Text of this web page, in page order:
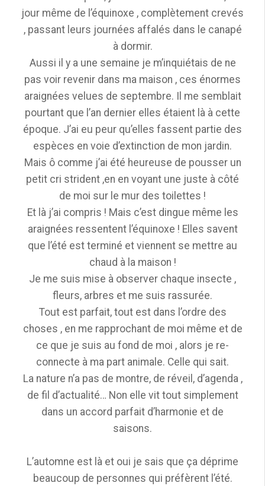
jour même de l’équinoxe , complètement crevés
, passant leurs journées affalés dans le canapé
à dormir.
Aussi il y a une semaine je m’inquiétais de ne
pas voir revenir dans ma maison , ces énormes
araignées velues de septembre. Il me semblait
pourtant que l’an dernier elles étaient là à cette
époque. J’ai eu peur qu’elles fassent partie des
espèces en voie d’extinction de mon jardin.
Mais ô comme j’ai été heureuse de pousser un
petit cri strident ,en en voyant une juste à côté
de moi sur le mur des toilettes !
Et là j’ai compris ! Mais c’est dingue même les
araignées ressentent l’équinoxe ! Elles savent
que l’été est terminé et viennent se mettre au
chaud à la maison !
Je me suis mise à observer chaque insecte ,
fleurs, arbres et me suis rassurée.
Tout est parfait, tout est dans l’ordre des
choses , en me rapprochant de moi même et de
ce que je suis au fond de moi , alors je re-
connecte à ma part animale. Celle qui sait.
La nature n’a pas de montre, de réveil, d’agenda ,
de fil d’actualité… Non elle vit tout simplement
dans un accord parfait d’harmonie et de
saisons.
L’automne est là et oui je sais que ça déprime
beaucoup de personnes qui préfèrent l’été.